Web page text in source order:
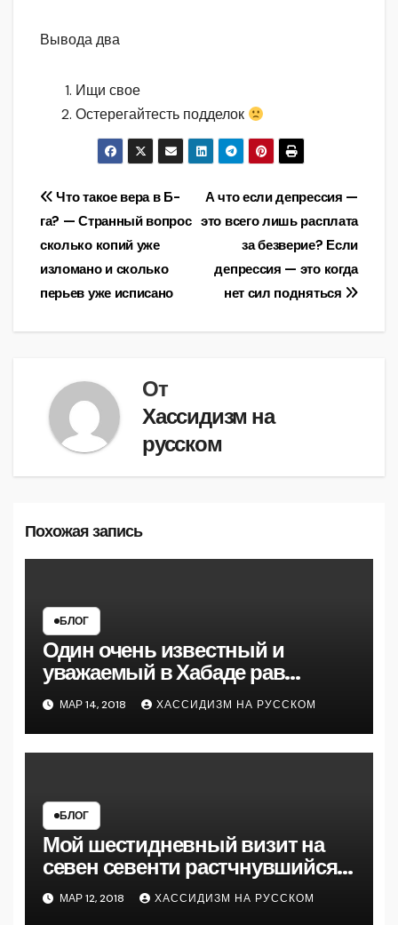
Вывода два
Ищи свое
Остерегайтесть подделок
Навигация
по
записям
А что если депрессия —
это всего лишь расплата
за безверие? Если
депрессия — это когда
нет сил подняться
Что такое вера в Б-
га? — Странный вопрос
сколько копий уже
изломано и сколько
перьев уже исписано
От
Хассидизм на
русском
Похожая запись
БЛОГ
Один очень известный и
уважаемый в Хабаде рав
рассказал мне на 770
следующую майсу
МАР 14, 2018 ХАССИДИЗМ НА РУССКОМ
БЛОГ
Мой шестидневный визит на
севен севенти растчнувшийся
на полтора месяца кажется
подошел к концу
МАР 12, 2018 ХАССИДИЗМ НА РУССКОМ